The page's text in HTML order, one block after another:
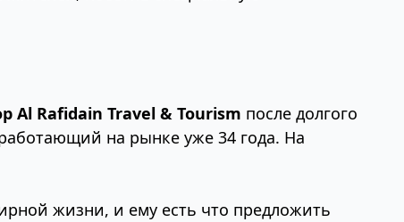
Al Rafidain Travel & Tourism после долгого
на рынке уже 34 года. На
жизни, и ему есть что предложить